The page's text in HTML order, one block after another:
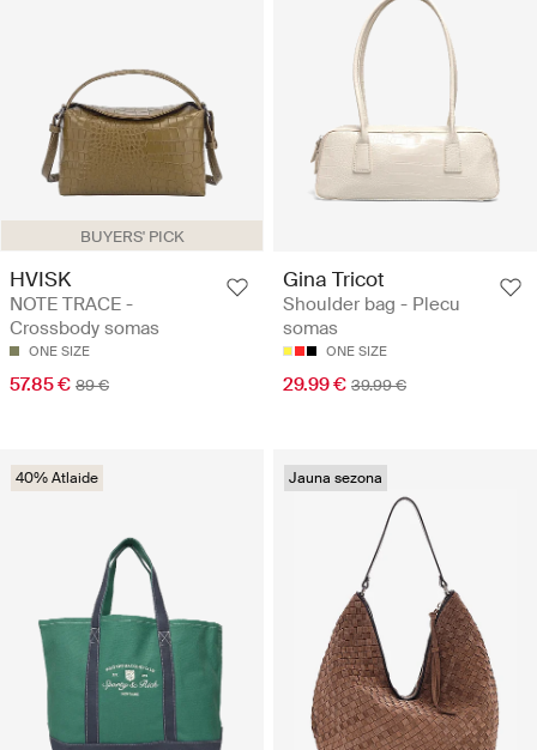
BUYERS' PICK
HVISK
NOTE TRACE -
Crossbody somas
ONE SIZE
57.85 € 89 €
Gina Tricot
Shoulder bag - Plecu
somas
ONE SIZE
29.99 € 39.99 €
40% Atlaide Jauna sezona